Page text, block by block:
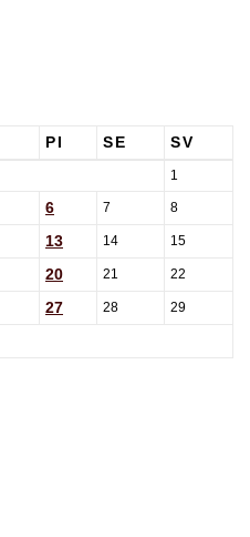
PI SE SV
1
6 7 8
13 14 15
20 21 22
27 28 29